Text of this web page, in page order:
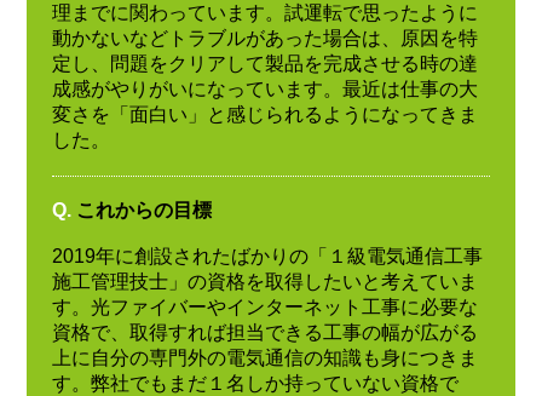
理までに関わっています。試運転で思ったように
動かないなどトラブルがあった場合は、原因を特
定し、問題をクリアして製品を完成させる時の達
成感がやりがいになっています。最近は仕事の大
変さを「面白い」と感じられるようになってきま
した。
Q. これからの目標
2019年に創設されたばかりの「１級電気通信工事
施工管理技士」の資格を取得したいと考えていま
す。光ファイバーやインターネット工事に必要な
資格で、取得すれば担当できる工事の幅が広がる
上に自分の専門外の電気通信の知識も身につきま
す。弊社でもまだ１名しか持っていない資格で